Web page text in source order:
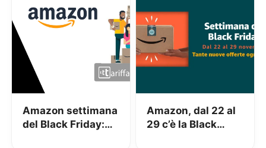
Amazon settimana
del Black Friday:
Amazon, dal 22 al
29 c’è la Black